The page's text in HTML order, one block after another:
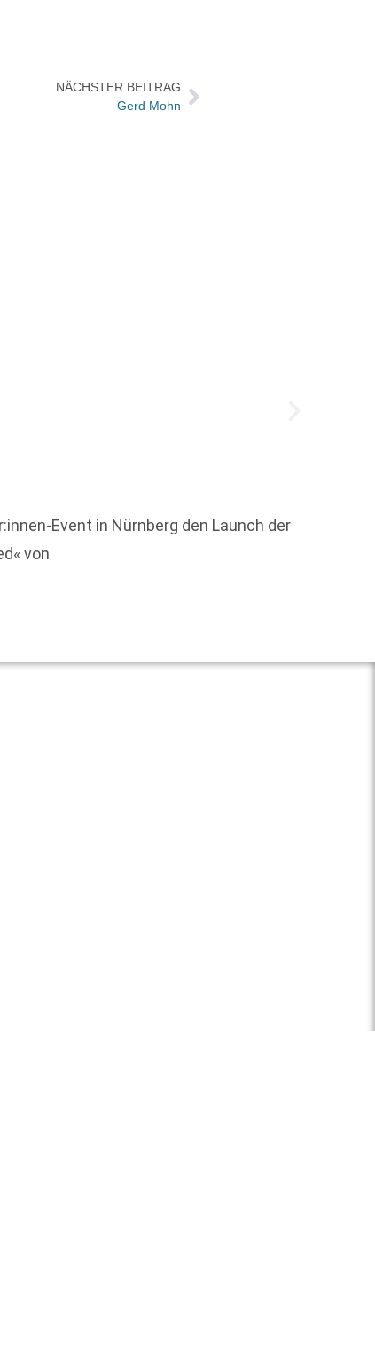
NÄCHSTER BEITRAG
Gerd Mohn
Event in Nürnberg den Launch der
von